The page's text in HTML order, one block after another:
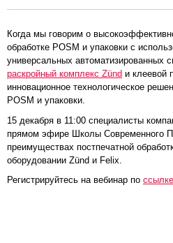
Когда мы говорим о
обработке POSM и упаковки с
универсальных автоматизированных
раскройный комплекс Zünd и клеевой
инновационное технологическое
POSM и упаковки.
15 декабря в 11:00 специалисты
прямом эфире Школы Современного
преимуществах постпечатной
оборудовании Zünd и Felix.
Регистрируйтесь на вебинар по ссылке